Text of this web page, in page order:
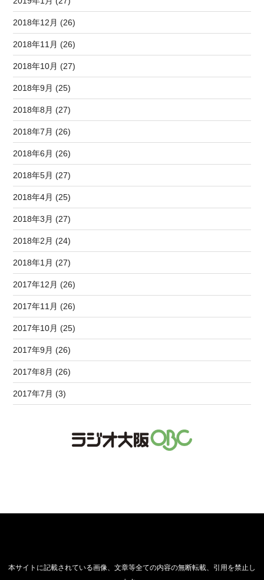
2018年12月 (26)
2018年11月 (26)
2018年10月 (27)
2018年9月 (25)
2018年8月 (27)
2018年7月 (26)
2018年6月 (26)
2018年5月 (27)
2018年4月 (25)
2018年3月 (27)
2018年2月 (24)
2018年1月 (27)
2017年12月 (26)
2017年11月 (26)
2017年10月 (25)
2017年9月 (26)
2017年8月 (26)
2017年7月 (3)
本サイトに記載されている画像、文章等全ての内容の無断転載、引用を禁止し